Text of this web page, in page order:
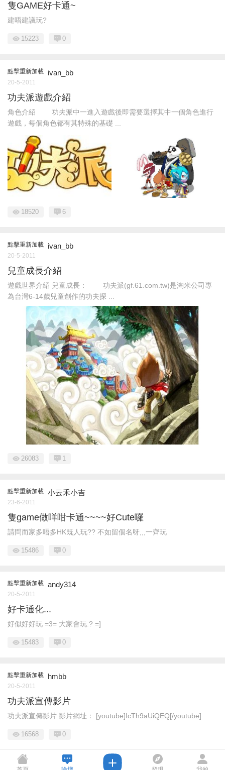
隻GAME好卡通~
建唔建議玩?
15223 0
點擊重新加載 ivan_bb
20-5-2011
功夫派遊戲介紹
角色介紹 功夫派中一進入遊戲後即需要選擇其中一個角色進行
遊戲，每個角色都有其特殊的基礎 ...
18520 6
點擊重新加載 ivan_bb
20-5-2011
兒童成長介紹
遊戲世界介紹 兒童成長： 功夫派(gf.61.com.tw)是淘米公司專
為台灣6-14歲兒童創作的功夫探 ...
26083 1
點擊重新加載 小云禾小吉
23-6-2011
隻game做咩咁卡通~~~~好Cute囉
請問而家多唔多HK既人玩?? 不如留個名呀,,,一齊玩
15486 0
點擊重新加載 andy314
20-5-2011
好卡通化...
好似好好玩 =3= 大家會玩.? =]
15483 0
點擊重新加載 hmbb
20-5-2011
功夫派宣傳影片
功夫派宣傳影片 影片網址： [youtube]IcTh9aUiQEQ[/youtube]
16568 0